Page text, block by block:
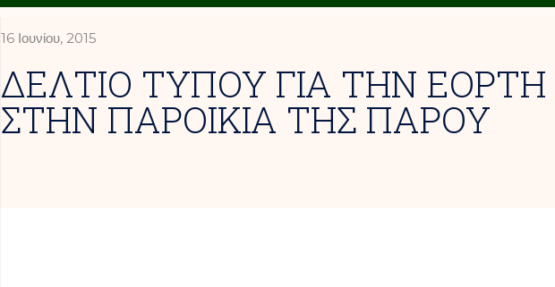
16 Ιουνίου, 2015
ΔΕΛΤΙΟ ΤΥΠΟΥ ΓΙΑ ΤΗΝ
ΣΤΗΝ ΠΑΡΟΙΚΙΑ ΤΗΣ ΠΑΡΟΥ